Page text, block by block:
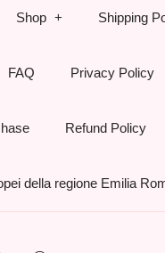
Shop Shipping
FAQ Privacy Policy
Refund Policy
della regione Emilia